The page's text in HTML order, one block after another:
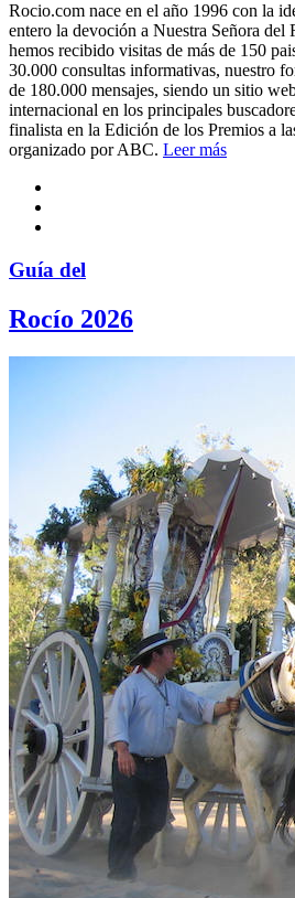
Rocio.com nace en el año 1996 con la
entero la devoción a Nuestra Señora del
hemos recibido visitas de más de 150
30.000 consultas informativas, nuestro
de 180.000 mensajes, siendo un sitio
internacional en los principales
finalista en la Edición de los Premios a
organizado por ABC. Leer más
Guía del
Rocío 2026